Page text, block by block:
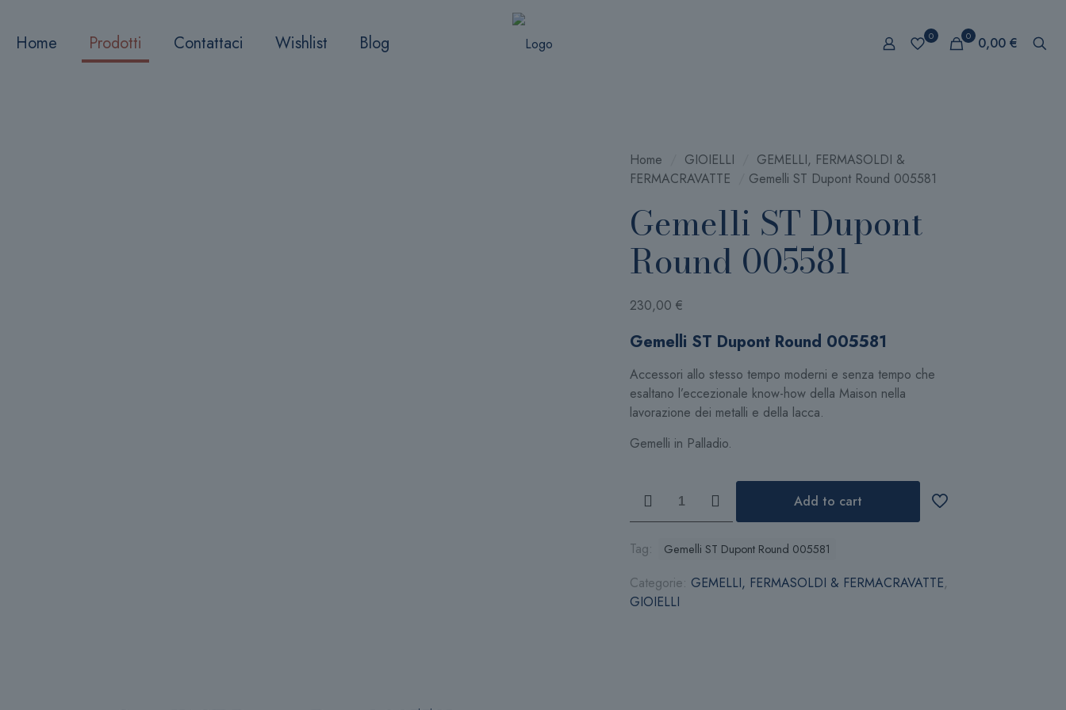
Home Prodotti Contattaci Wishlist Blog 0 0 0,00 €
Home GIOIELLI
GEMELLI, FERMASOLDI &
FERMACRAVATTE
Gemelli ST Dupont Round 005581
Gemelli ST Dupont
Round 005581
230,00 €
Gemelli ST Dupont Round 005581
Accessori allo stesso tempo moderni e senza tempo che
esaltano l’eccezionale know-how della Maison nella
lavorazione dei metalli e della lacca.
Gemelli in Palladio.
Dupont
Round
quantità
Add to cart
Tag: Gemelli ST Dupont Round 005581
Categorie: GEMELLI, FERMASOLDI & FERMACRAVATTE,
GIOIELLI